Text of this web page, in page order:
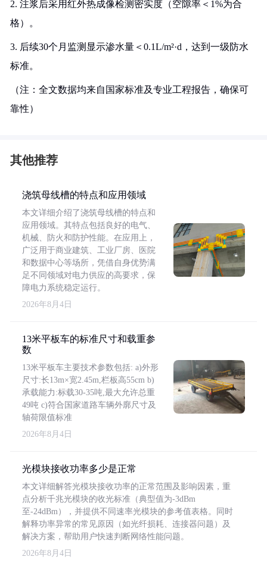
2. 注浆后采用红外热成像检测密实度（空隙率＜1%为合
格）。
3. 后续30个月监测显示渗水量＜0.1L/m²·d，达到一级防水
标准。
（注：全文数据均来自国家标准及专业工程报告，确保可
靠性）
其他推荐
浇筑母线槽的特点和应用领域
本文详细介绍了浇筑母线槽的特点和
应用领域。其特点包括良好的电气、
机械、防火和防护性能。在应用上，
广泛用于商业建筑、工业厂房、医院
和数据中心等场所，凭借自身优势满
足不同领域对电力供应的高要求，保
障电力系统稳定运行。
2026年8月4日
13米平板车的标准尺寸和载重参
数
13米平板车主要技术参数包括: a)外形
尺寸:长13m×宽2.45m,栏板高55cm b)
承载能力:标载30-35吨,最大允许总重
49吨 c)符合国家道路车辆外廓尺寸及
轴荷限值标准
2026年8月4日
光模块接收功率多少是正常
本文详细解答光模块接收功率的正常范围及影响因素，重
点分析千兆光模块的收光标准（典型值为-3dBm
至-24dBm），并提供不同速率光模块的参考值表格。同时
解释功率异常的常见原因（如光纤损耗、连接器问题）及
解决方案，帮助用户快速判断网络性能问题。
2026年8月4日